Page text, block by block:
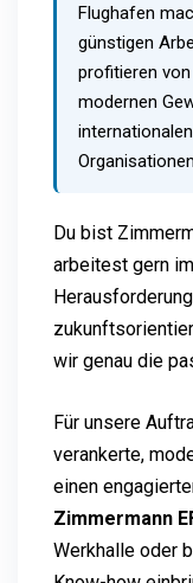
Flughafen
günstigen
profitieren
modernen
Organisationen.
Du bist
arbeitest gern
wir genau die
Für unsere
verankerte,
einen
Zimmermann
Werkhalle oder